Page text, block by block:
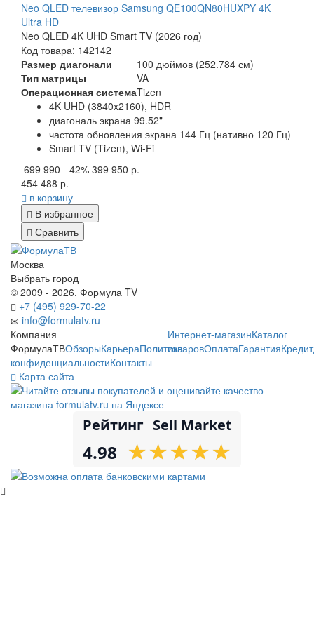
Neo QLED телевизор Samsung QE100QN80HUXPY 4K
Ultra HD
Neo QLED 4K UHD Smart TV (2026 год)
Код товара: 142142
Размер диагонали
100 дюймов (252.784 см)
Тип матрицы
VA
Операционная системаTizen
4K UHD (3840x2160), HDR
диагональ экрана 99.52"
частота обновления экрана 144 Гц (нативно 120 Гц)
Smart TV (Tizen), Wi-Fi
699 990 -42% 399 950 р.
454 488 р.
в корзину
В избранное
Сравнить
Москва
Выбрать город
© 2009 - 2026. Формула TV
+7 (495) 929-70-22
info@formulatv.ru
Компания
ФормулаТВОбзорыКарьераПолитика
конфиденциальностиКонтакты
Интернет-магазинКаталог
товаровОплатаГарантияКредит
Карта сайта
Рейтинг Sell Market
4.98 ★
★★
★★
★★
★★
★